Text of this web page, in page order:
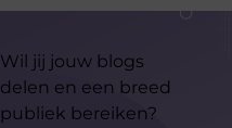
Wil jij jouw blogs
delen en een breed
publiek bereiken?